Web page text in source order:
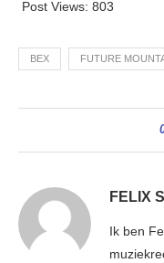
Post Views: 803
BEX FUTURE
FELIX
Ik ben